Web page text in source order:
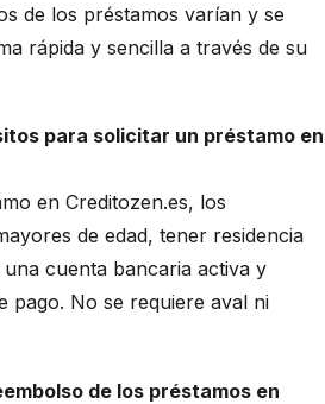
de los préstamos varían y se
rápida y sencilla a través de su
para solicitar un préstamo en
en Creditozen.es, los
de edad, tener residencia
cuenta bancaria activa y
pago. No se requiere aval ni
de los préstamos en